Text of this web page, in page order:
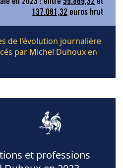
en 2023 : entre 59.869,32 et
137.081,32 euros brut
de l'évolution journalière
par Michel Duhoux en
et professions